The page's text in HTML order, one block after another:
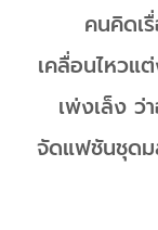
คนคิดเ
เคลื่อนไหวแ
เพ่งเล็ง ว่
จัดแฟชันชุดม